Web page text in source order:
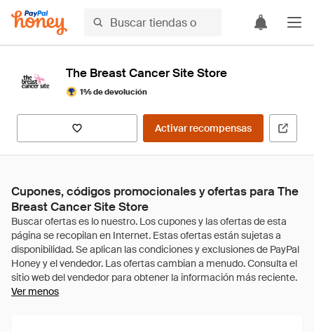
The Breast Cancer Site Store
1% de devolución
Activar recompensas
Cupones, códigos promocionales y ofertas para The
Breast Cancer Site Store
Ver menos